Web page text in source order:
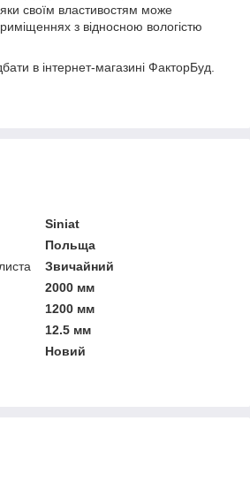
своїм властивостям може
з відносною вологістю
в інтернет-магазині ФакторБуд.
Siniat
Польща
Звичайний
2000 мм
1200 мм
12.5 мм
Новий